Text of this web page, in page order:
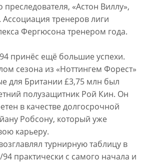
«Астон Виллу»,
Ассоциация тренеров лиги
Фергюсона тренером года.
принёс ещё большие успехи.
сезона из «Ноттингем Форест»
для Британии £3,75 млн был
полузащитник Рой Кин. Он
в качестве долгосрочной
Робсону, который уже
карьеру.
турнирную таблицу в
94 практически с самого начала и